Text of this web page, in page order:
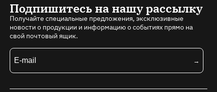
Подпишитесь на нашу рассылку
Получайте специальные предложения, эксклюзивные
новости о продукции и информацию о событиях прямо на
свой почтовый ящик.